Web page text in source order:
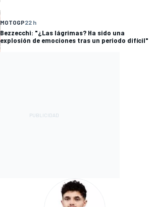
MOTOGP22 h
Bezzecchi: "¿Las lágrimas? Ha sido una
explosión de emociones tras un periodo difícil"